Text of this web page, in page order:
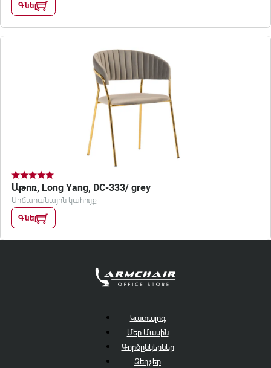
Գնել
Աթոռ, Long Yang, DC-333/ grey
Սրճարանային կահույք
Գնել
Կատալոգ
Մեր Մասին
Գործընկերներ
Զեղչեր